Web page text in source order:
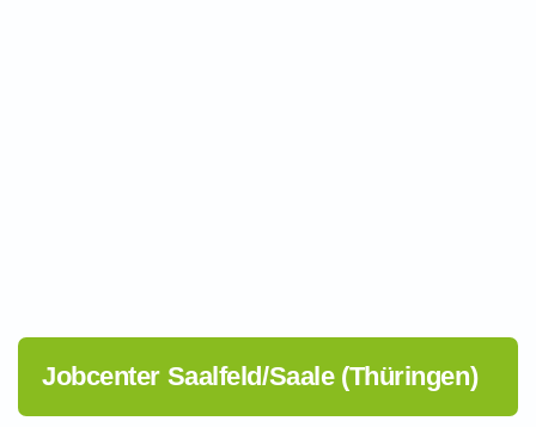
Jobcenter Saalfeld/Saale (Thüringen)